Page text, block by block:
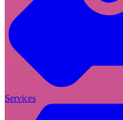
Services